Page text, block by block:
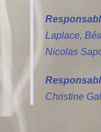
Laplace,
Nicolas
Christine